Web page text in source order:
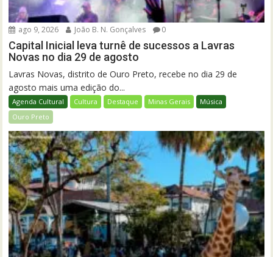
ago 9, 2026 João B. N. Gonçalves 0
Capital Inicial leva turnê de sucessos a Lavras
Novas no dia 29 de agosto
Lavras Novas, distrito de Ouro Preto, recebe no dia 29 de
agosto mais uma edição do...
Agenda Cultural Cultura Destaque Minas Gerais
Música
Ouro Preto